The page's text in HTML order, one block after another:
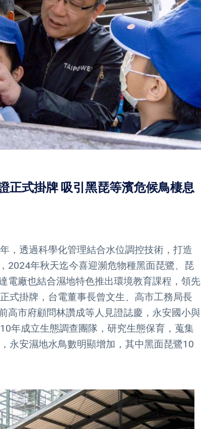
正式掛牌 吸引黑琵等濱危候鳥棲息
，透過科學化管理結合水位調控技術，打造
2024年秋天迄今喜迎瀕危物種黑面琵鷺、琵
電廠也結合濕地特色推出環境教育課程，領先
式掛牌，台電董事長曾文生、高市工務局長
高市府顧問林讚成等人見證誌慶，永安國小與
年成立生態調查團隊，研究生態保育，蒐集
永安濕地水鳥數明顯增加，其中黑面琵鷺10